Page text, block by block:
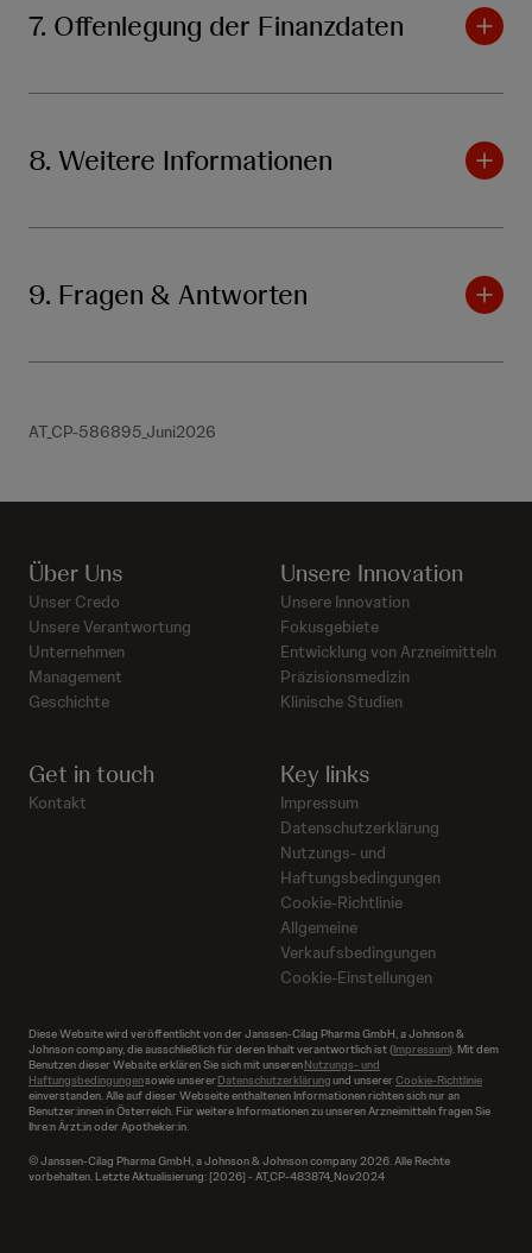
7. Offenlegung der Finanzdaten
8. Weitere Informationen
9. Fragen & Antworten
AT_CP-586895_Juni2026
Über Uns
Unser Credo
Unsere Verantwortung
Unternehmen
Management
Geschichte
Unsere Innovation
Unsere Innovation
Fokusgebiete
Entwicklung von Arzneimitteln
Präzisionsmedizin
Klinische Studien
Get in touch
Kontakt
Key links
Impressum
Datenschutzerklärung
Nutzungs- und
Haftungsbedingungen
Cookie-Richtlinie
Allgemeine
Verkaufsbedingungen
Cookie-Einstellungen
Diese Website wird veröffentlicht von der Janssen-Cilag Pharma GmbH, a Johnson &
Johnson company, die ausschließlich für deren Inhalt verantwortlich ist (Impressum). Mit dem
Benutzen dieser Website erklären Sie sich mit unserenNutzungs- und
Haftungsbedingungensowie unsererDatenschutzerklärungund unsererCookie-Richtlinie
einverstanden. Alle auf dieser Webseite enthaltenen Informationen richten sich nur an
Benutzer:innen in Österreich. Für weitere Informationen zu unseren Arzneimitteln fragen Sie
Ihre:n Ärzt:in oder Apotheker:in.
© Janssen-Cilag Pharma GmbH, a Johnson & Johnson company 2026. Alle Rechte
vorbehalten. Letzte Aktualisierung: [2026] - AT_CP-483874_Nov2024